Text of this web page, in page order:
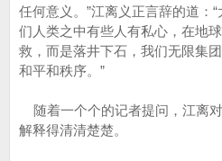
任何意义。”江离义正言辞的道：
们人类之中有些人有私心，在地
救，而是落井下石，我们无限集
和平和秩序。”
随着一个个的记者提问，江离
解释得清清楚楚。